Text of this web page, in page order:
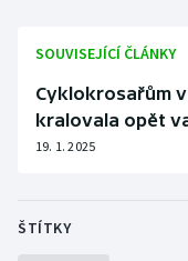
Vodní slalom
Volejbal
SOUVISEJÍCÍ ČLÁNKY
Cyklokrosařům
kralovala opět
19. 1. 2025
ŠTÍTKY